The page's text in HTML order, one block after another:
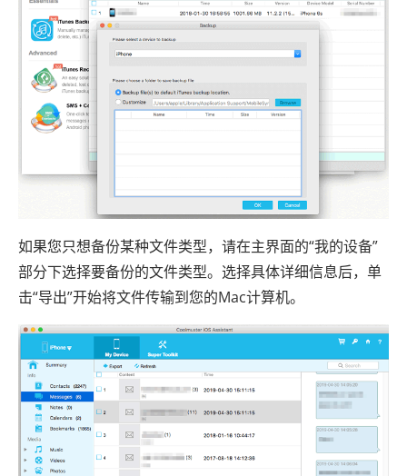
如果您只想备份某种文件类型，请在主界面的“我的设备”
部分下选择要备份的文件类型。选择具体详细信息后，单
击“导出”开始将文件传输到您的Mac计算机。